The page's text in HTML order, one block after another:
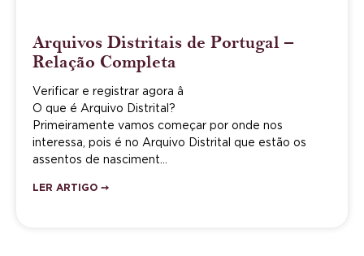
Arquivos Distritais de Portugal –
Relação Completa
Verificar e registrar agora â
O que é Arquivo Distrital?
Primeiramente vamos começar por onde nos
interessa, pois é no Arquivo Distrital que estão os
assentos de nasciment…
LER ARTIGO ➙